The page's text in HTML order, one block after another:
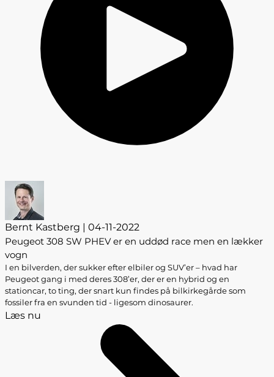
Bernt Kastberg | 04-11-2022
Peugeot 308 SW PHEV er en uddød race men en lækker
vogn
I en bilverden, der sukker efter elbiler og SUV’er – hvad har
Peugeot gang i med deres 308’er, der er en hybrid og en
stationcar, to ting, der snart kun findes på bilkirkegårde som
fossiler fra en svunden tid - ligesom dinosaurer.
Læs nu